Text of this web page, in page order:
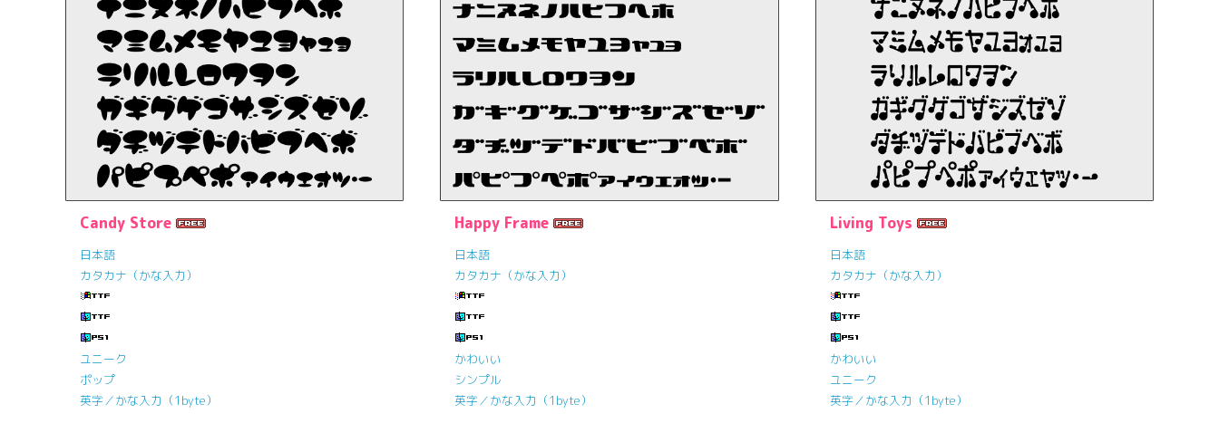
Candy Store
日本語
カタカナ（かな入力）
ユニーク
ポップ
英字／かな入力（1byte）
Happy Frame
日本語
カタカナ（かな入力）
かわいい
シンプル
英字／かな入力（1byte）
Living Toys
日本語
カタカナ（かな入力）
かわいい
ユニーク
英字／かな入力（1byte）